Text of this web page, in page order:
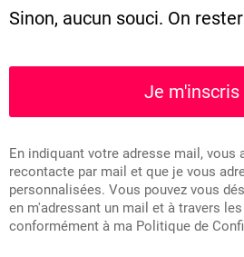
Sinon, aucun souci. On
Je
En indiquant votre adresse mail, vous
recontacte par mail et que je vous
personnalisées. Vous pouvez vous
en m'adressant un mail et à travers
conformément à ma Politique de